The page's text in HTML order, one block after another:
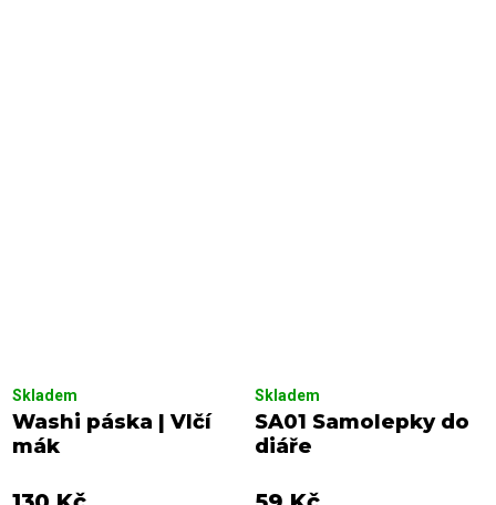
Washi páska | Vlčí
mák
Skladem
SA01 Samolepky do
diáře
Skladem